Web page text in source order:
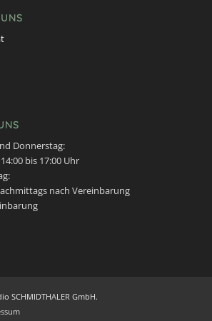
Donnerstag:
bis 17:00 Uhr
nach Vereinbarung
SCHMIDTHALER GmbH.